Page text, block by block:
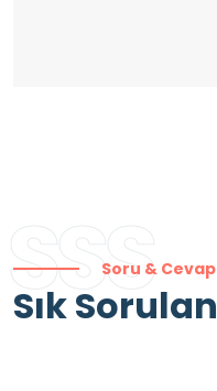
SSSSoru & Cevap
Sık Sorulan